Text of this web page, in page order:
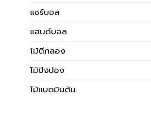
แชร์บอล
แฮนด์บอล
ไม้ตีกลอง
ไม้ปิงปอง
ไม้แบดมินตัน